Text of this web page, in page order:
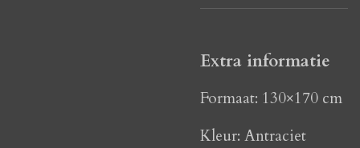
Extra informatie
Formaat: 130×170 cm
Kleur: Antraciet